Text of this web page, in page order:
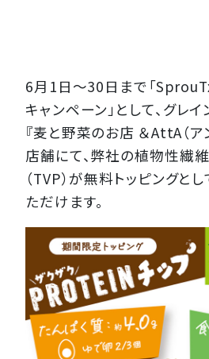
6月1日〜30日まで「
キャンペーン」として、グレ
『麦と野菜のお店 ＆AttA（ア
店舗にて、弊社の植物性繊
（TVP）が無料トッピングと
ただけます。